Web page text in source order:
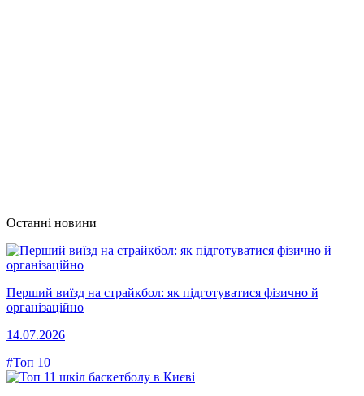
Останні новини
Перший виїзд на страйкбол: як підготуватися фізично й
організаційно
14.07.2026
#Топ 10